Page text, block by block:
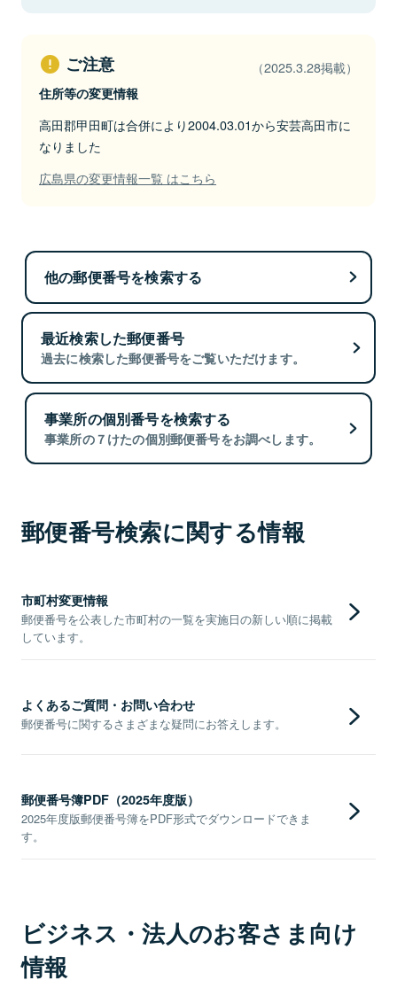
ご注意 （2025.3.28掲載）
住所等の変更情報
高田郡甲田町は合併により2004.03.01から安芸高田市に
なりました
広島県の変更情報一覧 はこちら
他の郵便番号を検索する
最近検索した郵便番号
過去に検索した郵便番号をご覧いただけます。
事業所の個別番号を検索する
事業所の７けたの個別郵便番号をお調べします。
郵便番号検索に関する情報
市町村変更情報
郵便番号を公表した市町村の一覧を実施日の新しい順に掲載
しています。
よくあるご質問・お問い合わせ
郵便番号に関するさまざまな疑問にお答えします。
郵便番号簿PDF（2025年度版）
2025年度版郵便番号簿をPDF形式でダウンロードできま
す。
ビジネス・法人のお客さま向け
情報